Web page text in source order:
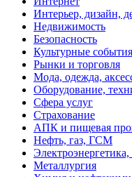
Интерьер, дизайн,
Недвижимость
Безопасность
Культурные
Рынки и торговля
Мода, одежда,
Оборудование,
Сфера услуг
Страхование
АПК и пищевая
Нефть, газ, ГСМ
Электроэнергетика,
Металлургия